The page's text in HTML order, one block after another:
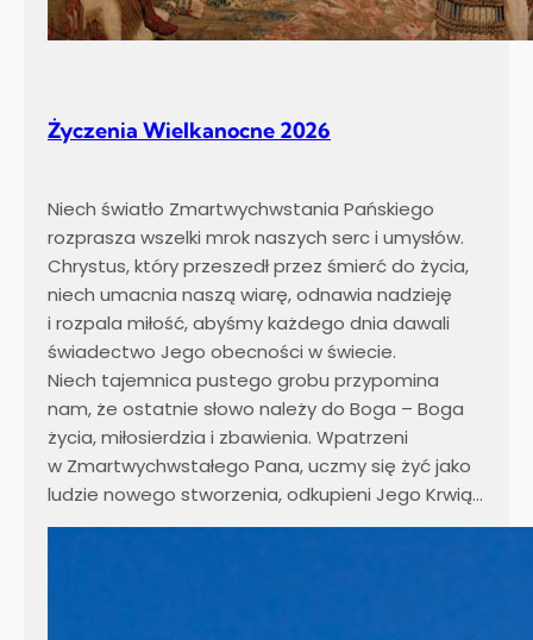
Życzenia Wielkanocne 2026
Niech światło Zmartwychwstania Pańskiego
rozprasza wszelki mrok naszych serc i umysłów.
Chrystus, który przeszedł przez śmierć do życia,
niech umacnia naszą wiarę, odnawia nadzieję
i rozpala miłość, abyśmy każdego dnia dawali
świadectwo Jego obecności w świecie.
Niech tajemnica pustego grobu przypomina
nam, że ostatnie słowo należy do Boga – Boga
życia, miłosierdzia i zbawienia. Wpatrzeni
w Zmartwychwstałego Pana, uczmy się żyć jako
ludzie nowego stworzenia, odkupieni Jego Krwią…